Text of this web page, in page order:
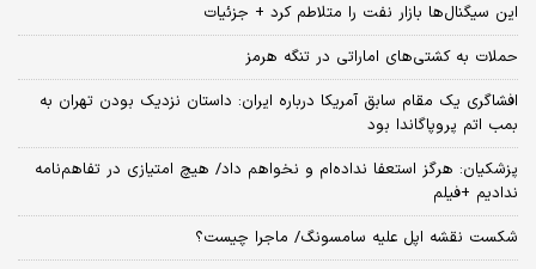
این سیگنال‌ها بازار نفت را متلاطم کرد + جزئیات
حملات به کشتی‌های اماراتی در تنگه هرمز
افشاگری یک مقام سابق آمریکا درباره ایران: داستان نزدیک بودن تهران به
بمب اتم پروپاگاندا بود
پزشکیان: هرگز استعفا نداده‌ام و نخواهم داد/ هیچ امتیازی در تفاهم‌نامه
ندادیم +فیلم
شکست نقشه اپل علیه سامسونگ/ ماجرا چیست؟